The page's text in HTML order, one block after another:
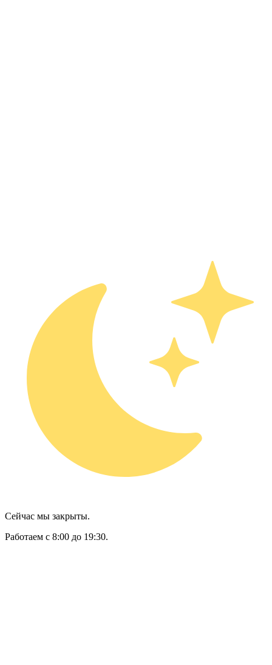
Сейчас мы закрыты.
Работаем с 8:00 до 19:30.